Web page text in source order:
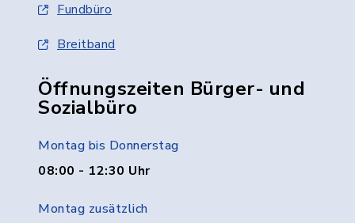
Fundbüro
Breitband
Öffnungszeiten Bürger- und
Sozialbüro
Montag bis Donnerstag
08:00 - 12:30 Uhr
Montag zusätzlich